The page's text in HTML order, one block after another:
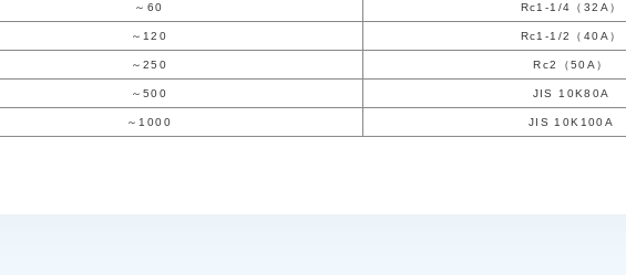
～60 Rc1-1/4（32A）
～120 Rc1-1/2（40A）
～250 Rc2（50A）
～500 JIS 10K80A
～1000 JIS 10K100A